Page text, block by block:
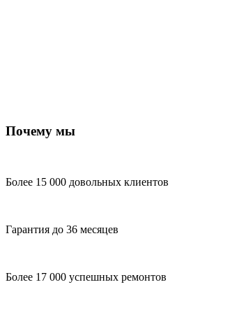
Почему мы
Более 15 000 довольных клиентов
Гарантия до 36 месяцев
Более 17 000 успешных ремонтов